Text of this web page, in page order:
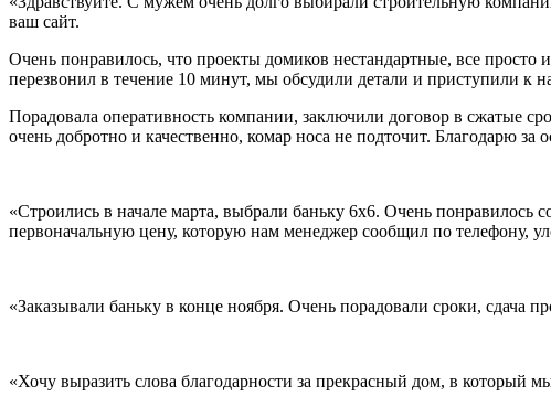
ваш сайт.
Очень понравилось, что проекты домиков нестандартные, все
перезвонил в течение 10 минут, мы обсудили детали и приступили к
Порадовала оперативность компании, заключили договор в сжатые
очень добротно и качественно, комар носа не подточит. Благодарю
«Строились в начале марта, выбрали баньку 6х6. Очень
первоначальную цену, которую нам менеджер сообщил по телефону,
«Заказывали баньку в конце ноября. Очень порадовали сроки, сдача
«Хочу выразить слова благодарности за прекрасный дом, в который